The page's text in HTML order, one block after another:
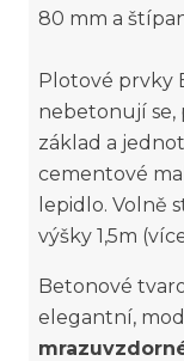
80 mm a
Plotové prvky
nebetonují se,
základ a
cementové
lepidlo. Volně
výšky 1,5m
Betonové
elegantní,